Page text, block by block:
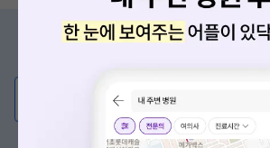
증상/치료, 궁금한 점이
💬 무엇이든 물어보세요
혹은, 의료상담 서비스에 다양한 게시